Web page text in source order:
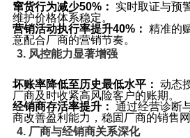
窜货行为减少50%：
实时取证与预
维护价格体系稳定。
营销活动执行率提升40%：
精准的
意配合厂商的营销节奏。
3. 风控能力显著增强
坏账率降低至历史最低水平：
动态
厂商及时收紧高风险客户的账期。
经销商存活率提升：
通过经营诊断
商改善盈利能力，稳固厂商的销售网
4. 厂商与经销商关系深化